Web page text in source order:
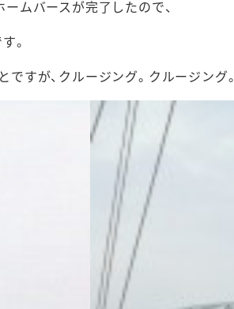
ムバースが完了したので、
。
すが、クルージング。クルージング。